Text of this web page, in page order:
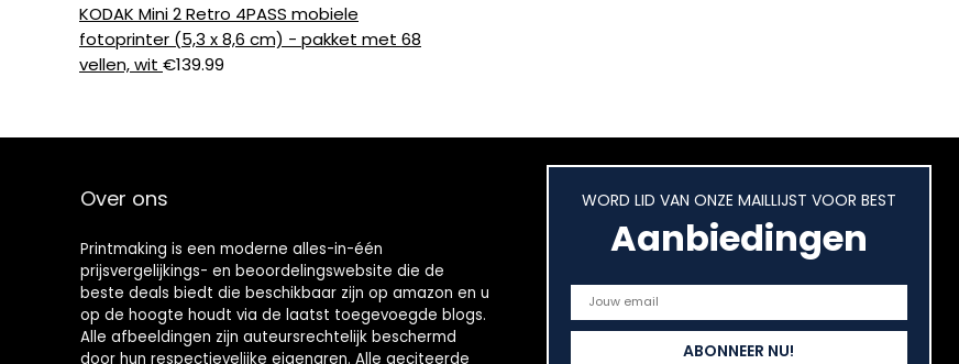
KODAK Mini 2 Retro 4PASS mobiele
fotoprinter (5,3 x 8,6 cm) - pakket met 68
vellen, wit €139.99
Over ons
Printmaking is een moderne alles-in-één
prijsvergelijkings- en beoordelingswebsite die de
beste deals biedt die beschikbaar zijn op amazon en u
op de hoogte houdt via de laatst toegevoegde blogs.
Alle afbeeldingen zijn auteursrechtelijk beschermd
door hun respectievelijke eigenaren. Alle geciteerde
WORD LID VAN ONZE MAILLIJST VOOR BEST
Aanbiedingen